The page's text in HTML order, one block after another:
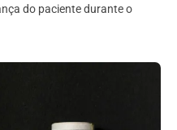
do paciente durante o